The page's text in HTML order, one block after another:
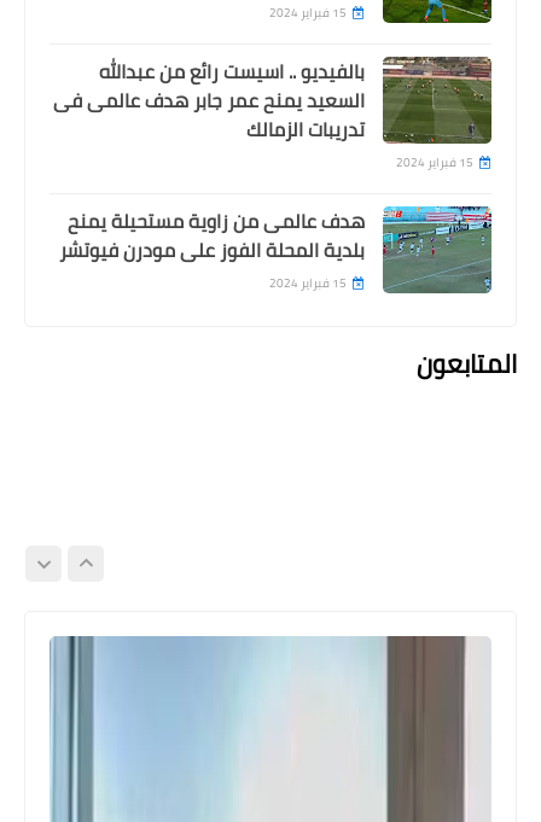
15 فبراير 2024
بالفيديو .. اسيست رائع من عبدالله
السعيد يمنح عمر جابر هدف عالمى فى
تدريبات الزمالك
15 فبراير 2024
هدف عالمى من زاوية مستحيلة يمنح
بلدية المحلة الفوز على مودرن فيوتشر
15 فبراير 2024
المتابعون